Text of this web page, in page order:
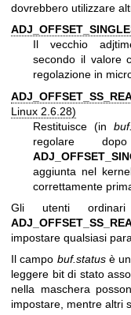
dovrebbero utilizzare
Il vecchio
secondo il valore
regolazione in
Linux 2.6.28)
Restituisce (in
regolare
aggiunta nel
correttamente
Gli utenti
impostare qualsiasi
Il campo buf.statusè
leggere bit di stato
nella maschera
impostare, mentre altri